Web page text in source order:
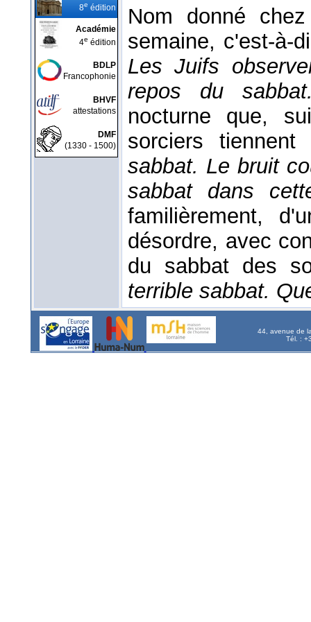
8e édition
Académie
4e édition
BDLP
Francophonie
BHVF
attestations
DMF
(1330 - 1500)
Nom donné
semaine, c'est-à-
Les Juifs
repos du
nocturne que,
sorciers
sabbat. Le bruit
sabbat dans
familièrement,
désordre, avec
du sabbat des
terrible sabbat.
44, avenue de
Tél. :